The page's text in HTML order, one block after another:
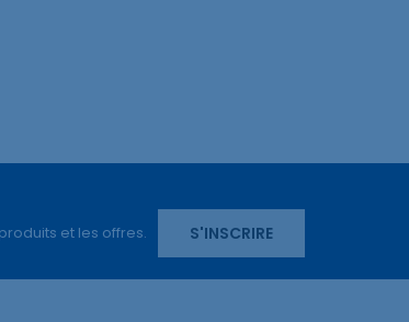
et les offres. S'INSCRIRE